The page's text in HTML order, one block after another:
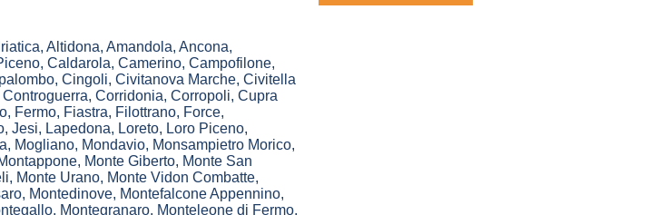
, Altidona, Amandola, Ancona,
, Caldarola, Camerino, Campofilone,
, Cingoli, Civitanova Marche, Civitella
Controguerra, Corridonia, Corropoli, Cupra
, Fermo, Fiastra, Filottrano, Force,
, Jesi, Lapedona, Loreto, Loro Piceno,
, Mogliano, Mondavio, Monsampietro Morico,
, Monte Giberto, Monte San
, Monte Urano, Monte Vidon Combatte,
, Montedinove, Montefalcone Appennino,
, Montegranaro, Monteleone di Fermo,